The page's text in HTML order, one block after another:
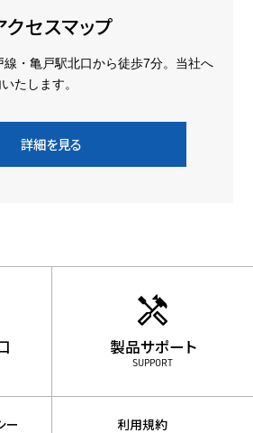
クセスマップ
・亀戸駅北口から徒歩7分。当社へ
たします。
詳細を見る
製品サポート
SUPPORT
ー 利用規約